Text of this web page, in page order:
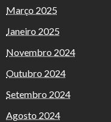
Março 2025
Janeiro 2025
Novembro 2024
Outubro 2024
Setembro 2024
Agosto 2024